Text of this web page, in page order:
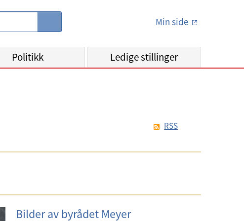
S
Min side
Politikk Ledige stillinger
RSS
Bilder av byrådet Meyer